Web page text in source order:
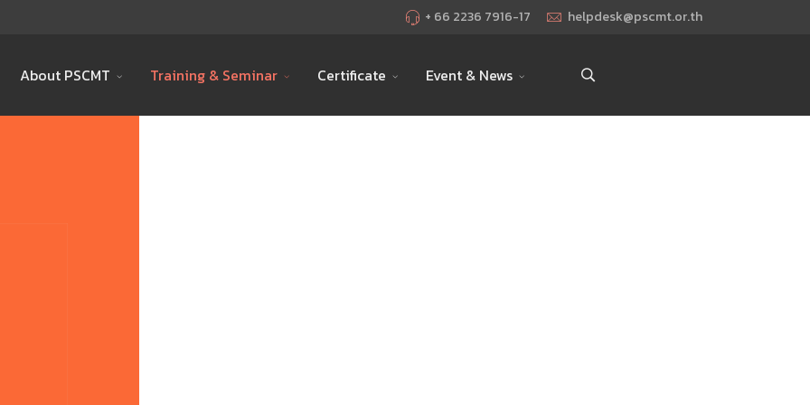
+ 66 2236 7916-17 helpdesk@pscmt.or.th
About PSCMT Training & Seminar Certificate Event & News